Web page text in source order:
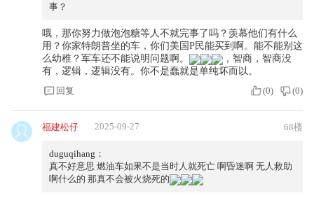
事？
哦，那你努力做泡泡糖等人不就完事了吗？羡慕他们有什么
用？你家特朗普坐的车，你们美国P民能买到啊。能不能别这
么幼稚？军车还不能说明问题啊。
，智商，智商没
有，逻辑，逻辑没有。你不是蠢就是单纯坏而以。
回复
(0) (0)
福建松仔 2025-09-27 68楼
duguqihang：
真不好意思 燃油车如果不是当时人就死亡 啊昏迷啊 无人救助
啊什么的 那真不会被火烧死的